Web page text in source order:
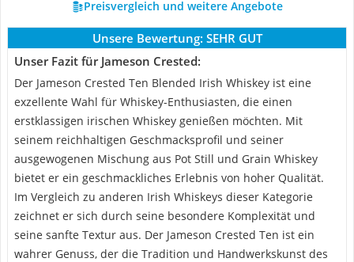
Preisvergleich und weitere Angebote
Unsere Bewertung: SEHR GUT
Unser Fazit für Jameson Crested:
Der Jameson Crested Ten Blended Irish Whiskey ist eine
exzellente Wahl für Whiskey-Enthusiasten, die einen
erstklassigen irischen Whiskey genießen möchten. Mit
seinem reichhaltigen Geschmacksprofil und seiner
ausgewogenen Mischung aus Pot Still und Grain Whiskey
bietet er ein geschmackliches Erlebnis von hoher Qualität.
Im Vergleich zu anderen Irish Whiskeys dieser Kategorie
zeichnet er sich durch seine besondere Komplexität und
seine sanfte Textur aus. Der Jameson Crested Ten ist ein
wahrer Genuss, der die Tradition und Handwerkskunst des